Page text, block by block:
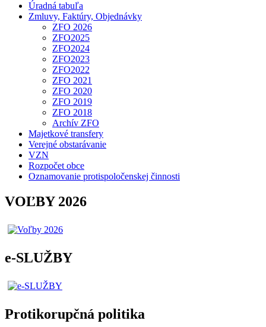
Úradná tabuľa
Zmluvy, Faktúry, Objednávky
ZFO 2026
ZFO2025
ZFO2024
ZFO2023
ZFO2022
ZFO 2021
ZFO 2020
ZFO 2019
ZFO 2018
Archív ZFO
Majetkové transfery
Verejné obstarávanie
VZN
Rozpočet obce
Oznamovanie protispoločenskej činnosti
VOĽBY 2026
e-SLUŽBY
Protikorupčná politika